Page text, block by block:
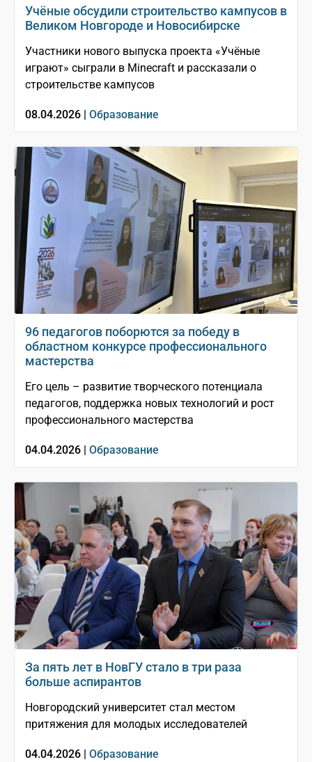
Учёные обсудили строительство кампусов в
Великом Новгороде и Новосибирске
Участники нового выпуска проекта «Учёные
играют» сыграли в Minecraft и рассказали о
строительстве кампусов
08.04.2026 | Образование
96 педагогов поборются за победу в
областном конкурсе профессионального
мастерства
Его цель – развитие творческого потенциала
педагогов, поддержка новых технологий и рост
профессионального мастерства
04.04.2026 | Образование
За пять лет в НовГУ стало в три раза
больше аспирантов
Новгородский университет стал местом
притяжения для молодых исследователей
04.04.2026 | Образование